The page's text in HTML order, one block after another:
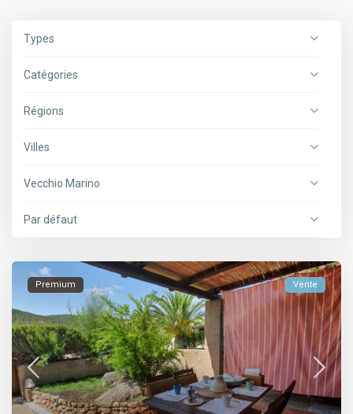
Types
Catégories
Régions
Villes
Vecchio Marino
Par défaut
Premium Vente